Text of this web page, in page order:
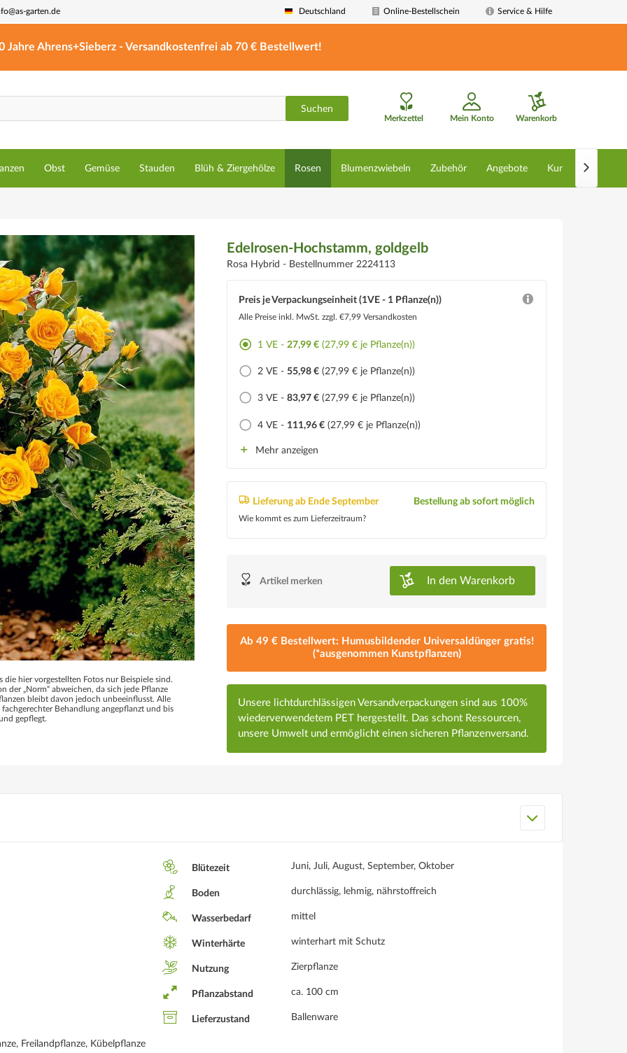
garten.de Deutschland Online-Bestellschein Service & Hilfe
Jahre Ahrens+Sieberz - Versandkostenfrei ab 70 € Bestellwert!
Suchen
Merkzettel Mein Konto Warenkorb
Obst Gemüse Stauden Blüh & Ziergehölze Rosen Blumenzwiebeln Zubehör Angebote Kunstpflanzen

hier vorgestellten Fotos nur Beispiele sind.
der „Norm“ abweichen, da sich jede Pflanze
bleibt davon jedoch unbeeinflusst. Alle
Behandlung angepflanzt und bis
gepflegt.
Edelrosen-Hochstamm, goldgelb
Rosa Hybrid - Bestellnummer 2224113
Preis je Verpackungseinheit (1VE - 1 Pflanze(n))
Alle Preise inkl. MwSt.zzgl. €7,99 Versandkosten
1 VE -27,99 € (27,99 € je Pflanze(n))
2 VE -55,98 € (27,99 € je Pflanze(n))
3 VE -83,97 € (27,99 € je Pflanze(n))
4 VE - 111,96 € (27,99 € je Pflanze(n))
Mehr anzeigen
Lieferung ab Ende September
Wie kommt es zum Lieferzeitraum?
Bestellung ab sofort möglich
Artikel merken In den Warenkorb
Ab 49 € Bestellwert: Humusbildender Universaldünger gratis!
(*ausgenommen Kunstpflanzen)
Unsere lichtdurchlässigen Versandverpackungen sind aus 100%
wiederverwendetem PET hergestellt. Das schont Ressourcen,
unsere Umwelt und ermöglicht einen sicheren Pflanzenversand.
Blütezeit Juni, Juli, August, September, Oktober
Boden durchlässig, lehmig, nährstoffreich
Wasserbedarf mittel
Winterhärte winterhart mit Schutz
Nutzung Zierpflanze
Pflanzabstand ca. 100 cm
Lieferzustand Ballenware
Freilandpflanze, Kübelpflanze